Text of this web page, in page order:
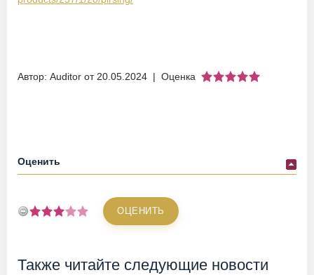
Автор: Auditor от 20.05.2024 | Оценка
Оценить
Также читайте следующие новости